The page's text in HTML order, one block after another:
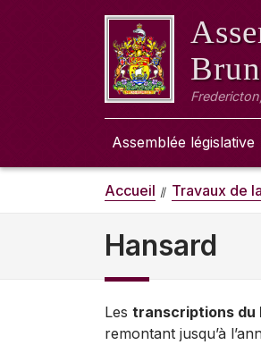
Assemblée législative
Accueil Travaux de
Hansard
Les transcriptions du
remontant jusqu’à